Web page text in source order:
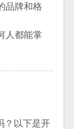
品牌和格
人都能掌
？以下是开